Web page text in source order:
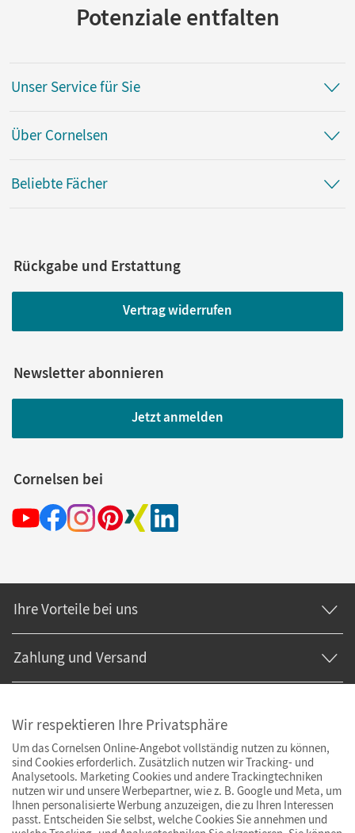
Potenziale entfalten
Unser Service für Sie
Über Cornelsen
Beliebte Fächer
Rückgabe und Erstattung
Vertrag widerrufen
Newsletter abonnieren
Jetzt anmelden
Cornelsen bei
Ihre Vorteile bei uns
Zahlung und Versand
Wir respektieren Ihre Privatsphäre
Um das Cornelsen Online-Angebot vollständig nutzen zu können,
sind Cookies erforderlich. Zusätzlich nutzen wir Tracking- und
Analysetools. Marketing Cookies und andere Trackingtechniken
nutzen wir und unsere Werbepartner, wie z. B. Google und Meta, um
Ihnen personalisierte Werbung anzuzeigen, die zu Ihren Interessen
passt. Entscheiden Sie selbst, welche Cookies Sie annehmen und